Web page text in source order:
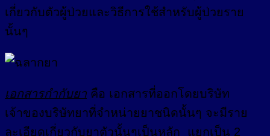
เกี่ยวกับตัวผู้ป่วยและวิธีการใช้สำหรับผู้ป่วยราย
นั้นๆ
เอกสารกำกับยา คือ เอกสารที่ออกโดยบริษัท
เจ้าของบริษัทยาที่จำหน่ายยาชนิดนั้นๆ จะมีราย
ละเอียดเกี่ยวกับยาตัวนั้นๆเป็นหลัก แยกเป็น 2